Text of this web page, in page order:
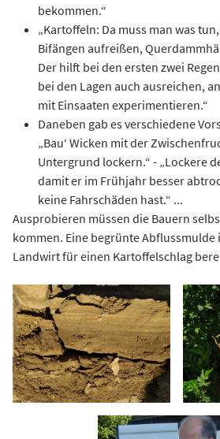
bekommen.“
„Kartoffeln: Da muss man was
Bifängen aufreißen,
Der hilft bei den ersten zwei
bei den Lagen auch ausreichen,
mit Einsaaten experimentieren.“
Daneben gab es verschiedene
„Bau‘ Wicken mit der
Untergrund lockern.“ - „Lockere
damit er im Frühjahr besser
keine Fahrschäden hast.“ ...
Ausprobieren müssen die Bauern
kommen. Eine begrünte Abflussmulde
Landwirt für einen Kartoffelschlag